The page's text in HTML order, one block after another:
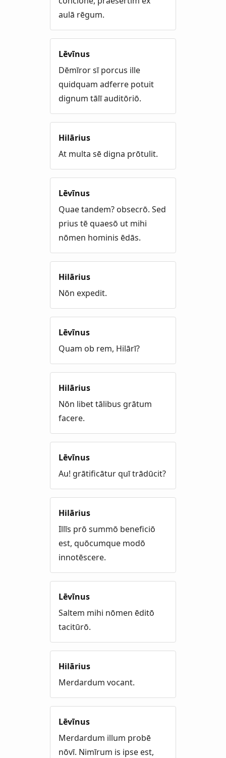
aulā rēgum.
Lēvīnus
Dēmīror sī porcus ille
quidquam adferre potuit
dignum tālī auditōriō.
Hilārius
At multa sē digna prōtulit.
Lēvīnus
Quae tandem? obsecrō. Sed
prius tē quaesō ut mihi
nōmen hominis ēdās.
Hilārius
Nōn expedit.
Lēvīnus
Quam ob rem, Hilārī?
Hilārius
Nōn libet tālibus grātum
facere.
Lēvīnus
Au! grātificātur quī trādūcit?
Hilārius
Illīs prō summō beneficiō
est, quōcumque modō
innotēscere.
Lēvīnus
Saltem mihi nōmen ēditō
tacitūrō.
Hilārius
Merdardum vocant.
Lēvīnus
Merdardum illum probē
nōvī. Nimīrum is ipse est,